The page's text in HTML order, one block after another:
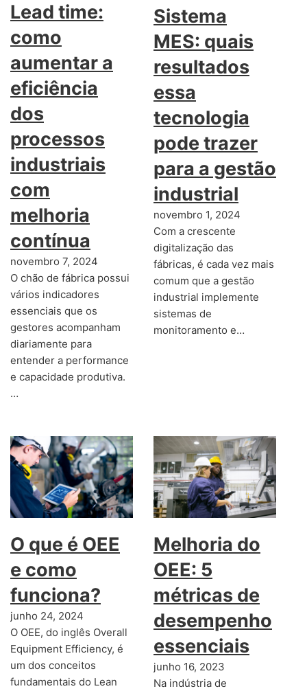
Lead time:
como
aumentar a
eficiência
dos
processos
industriais
com
melhoria
contínua
novembro 7, 2024
O chão de fábrica possui
vários indicadores
essenciais que os
gestores acompanham
diariamente para
entender a performance
e capacidade produtiva.
…
Sistema
MES: quais
resultados
essa
tecnologia
pode trazer
para a gestão
industrial
novembro 1, 2024
Com a crescente
digitalização das
fábricas, é cada vez mais
comum que a gestão
industrial implemente
sistemas de
monitoramento e…
O que é OEE
e como
funciona?
junho 24, 2024
O OEE, do inglês Overall
Equipment Efficiency, é
um dos conceitos
fundamentais do Lean
Melhoria do
OEE: 5
métricas de
desempenho
essenciais
junho 16, 2023
Na indústria de